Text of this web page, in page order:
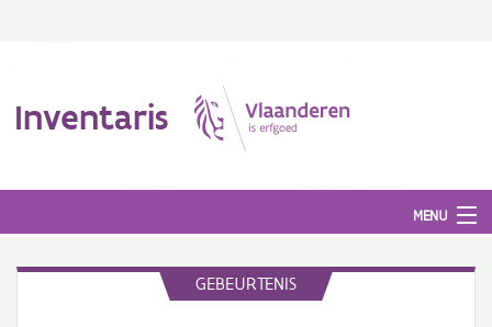
Inventaris
MENU
GEBEURTENIS